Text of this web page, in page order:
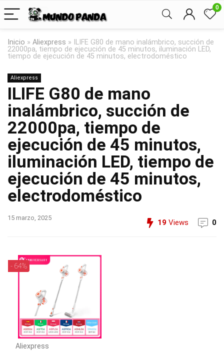
0
Inicio » Aliexpress »
ILIFE G80 de mano inalámbrico, succión de
22000pa, tiempo de ejecución de 45 minutos, iluminación LED,
tiempo de ejecución de 45 minutos, electrodoméstico
Aliexpress
ILIFE G80 de mano
inalámbrico, succión de
22000pa, tiempo de
ejecución de 45 minutos,
iluminación LED, tiempo de
ejecución de 45 minutos,
electrodoméstico
15 marzo, 2025
19 Views 0
- 64%
Aliexpress